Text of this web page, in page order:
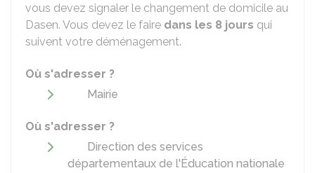
vous devez signaler le changement de domicile au
Dasen. Vous devez le faire dans les 8 jours qui
suivent votre déménagement.
Où s'adresser ?
Mairie
Où s'adresser ?
Direction des services
départementaux de l'Éducation nationale